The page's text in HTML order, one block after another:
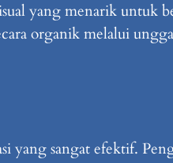
yang menarik untuk
organik melalui
sangat efektif.